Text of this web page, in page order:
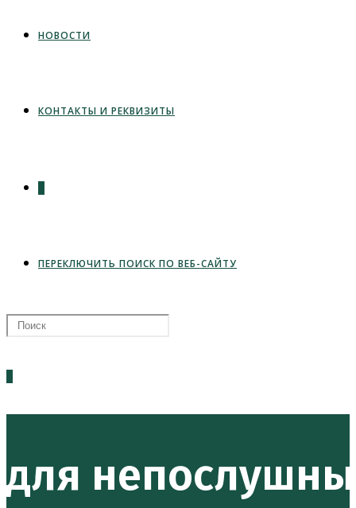
НОВОСТИ
КОНТАКТЫ И РЕКВИЗИТЫ
ПЕРЕКЛЮЧИТЬ ПОИСК ПО ВЕБ-САЙТУ
для